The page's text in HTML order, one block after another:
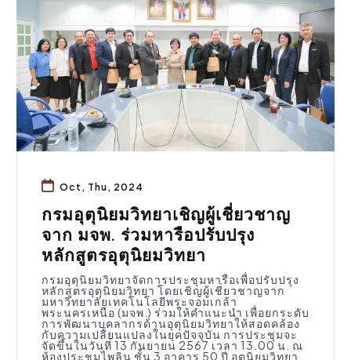
Oct, Thu, 2024
กรมอุตุนิยมวิทยาเชิญผู้เชี่ยวชาญ
จาก มจพ. ร่วมหารือปรับปรุง
หลักสูตรอุตุนิยมวิทยา
กรมอุตุนิยมวิทยาจัดการประชุมหารือเพื่อปรับปรุง
หลักสูตรอุตุนิยมวิทยา โดยเชิญผู้เชี่ยวชาญจาก
มหาวิทยาลัยเทคโนโลยีพระจอมเกล้า
พระนครเหนือ (มจพ.) ร่วมให้คำแนะนำ เพื่อยกระดับ
การพัฒนาบุคลากรด้านอุตุนิยมวิทยาให้สอดคล้อง
กับความเปลี่ยนแปลงในยุคปัจจุบัน การประชุมจะ
จัดขึ้นในวันที่ 13 กันยายน 2567 เวลา 13.00 น. ณ
ห้องประชุมไพลิน ชั้น 3 อาคาร 50 ปี อุตุนิยมวิทยา…